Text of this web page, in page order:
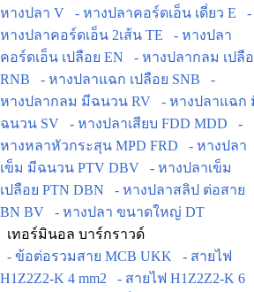
หางปลา V
- หางปลาคอร์ดเอ็น เดี่ยว E
-
หางปลาคอร์ดเอ็น 2เส้น TE
- หางปลา
คอร์ดเอ็น เปลือย EN
- หางปลากลม เปลื
RNB
- หางปลาแฉก เปลือย SNB
-
หางปลากลม มีฉนวน RV
- หางปลาแฉก
ฉนวน SV
- หางปลาเสียบ FDD MDD
-
หางหลาหัวกระสุน MPD FRD
- หางปลา
เข็ม มีฉนวน PTV DBV
- หางปลาเข็ม
เปลือย PTN DBN
- หางปลาสลิป ต่อสาย
BN BV
- หางปลา ขนาดใหญ่ DT
เทอร์มินอล บาร์กราวด์
- ข้อต่อรวมสาย MCB UKK
- สายไฟ
H1Z2Z2-K 4 mm2
- สายไฟ H1Z2Z2-K 6